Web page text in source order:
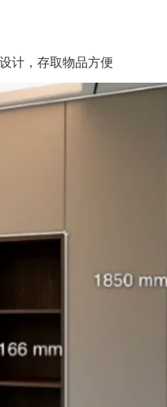
计，存取物品方便